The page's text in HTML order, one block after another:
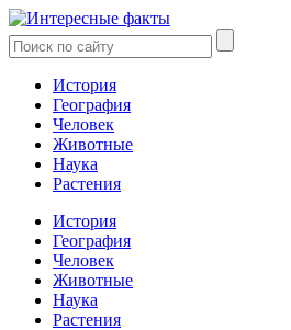
История
География
Человек
Животные
Наука
Растения
История
География
Человек
Животные
Наука
Растения